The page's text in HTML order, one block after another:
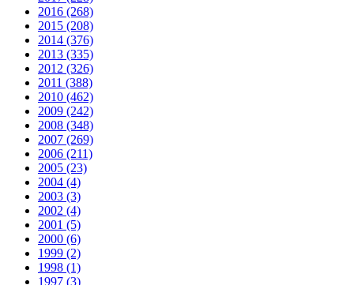
2016 (268)
2015 (208)
2014 (376)
2013 (335)
2012 (326)
2011 (388)
2010 (462)
2009 (242)
2008 (348)
2007 (269)
2006 (211)
2005 (23)
2004 (4)
2003 (3)
2002 (4)
2001 (5)
2000 (6)
1999 (2)
1998 (1)
1997 (3)